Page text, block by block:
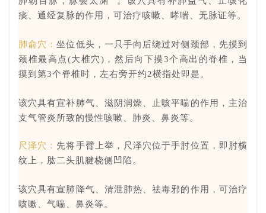
痰、通经复脉的作用，可治疗咳嗽、哮喘、无脉证等。
肺俞穴：坐位低头，一只手向后绕过对侧颈部，先摸到
颈椎最高点(大椎穴)，然后向下摸3个高出的脊椎，当
摸到第3个脊椎时，左右旁开约2横指处即是。
该穴具有宣补肺气、滋阴润燥、止咳平喘的作用，主治
支气管炎所致的慢性咳嗽、肺炎、鼻炎等。
尺泽穴： 先将手臂上举，尺泽穴位于手肘位置，即肘横
纹上，肱二头肌腱桡侧凹陷。
该穴具有宣肺降气、清泄肺热、祛毒邪的作用，可治疗
咳嗽、气喘、鼻炎等。